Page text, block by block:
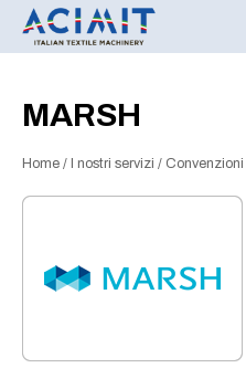
MARSH
Home / I nostri servizi / Convenzioni